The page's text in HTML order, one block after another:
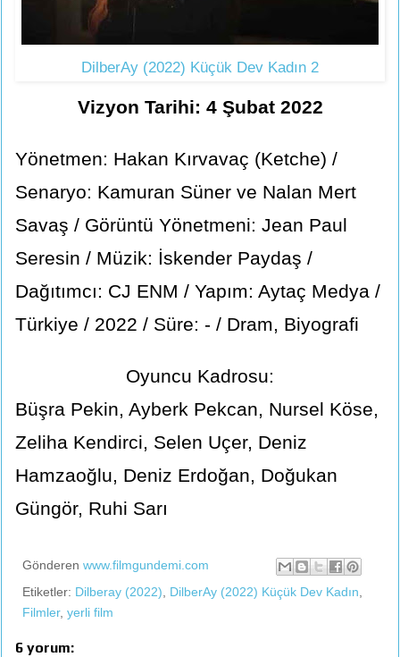
DilberAy (2022) Küçük Dev Kadın 2
Vizyon Tarihi: 4 Şubat 2022
Yönetmen: Hakan Kırvavaç (Ketche) /
Senaryo: Kamuran Süner ve Nalan Mert
Savaş / Görüntü Yönetmeni: Jean Paul
Seresin / Müzik: İskender Paydaş /
Dağıtımcı: CJ ENM / Yapım: Aytaç Medya /
Türkiye / 2022 / Süre: - / Dram, Biyografi
Oyuncu Kadrosu:
Büşra Pekin, Ayberk Pekcan, Nursel Köse,
Zeliha Kendirci, Selen Uçer, Deniz
Hamzaoğlu, Deniz Erdoğan, Doğukan
Güngör, Ruhi Sarı
Gönderen www.filmgundemi.com
Etiketler: Dilberay (2022) DilberAy (2022) Küçük Dev Kadın
Filmler, yerli film
6 yorum: